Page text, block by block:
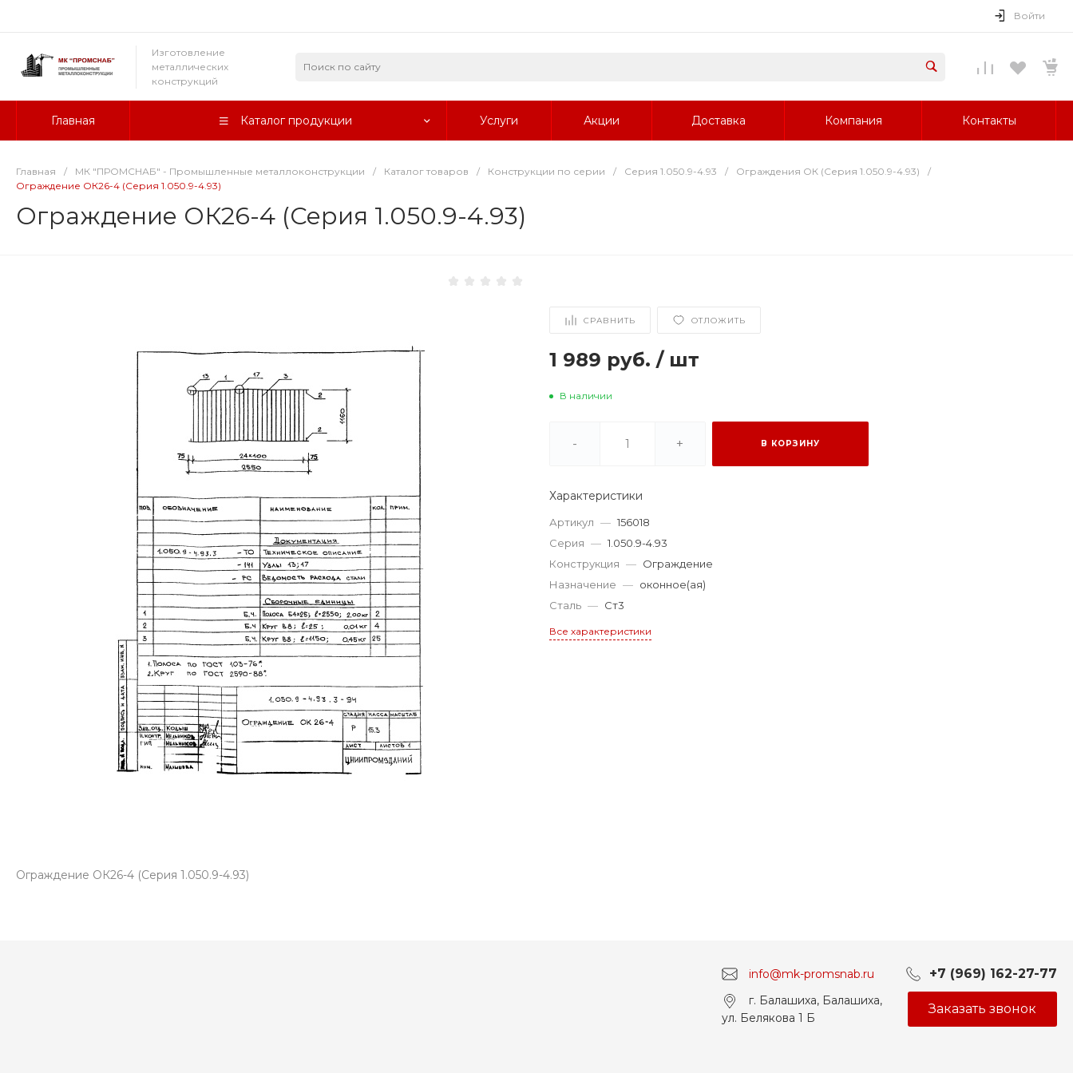
Войти
Изготовление
металлических
конструкций
Главная Каталог продукции Услуги Акции Доставка Компания Контакты
Главная / МК "ПРОМСНАБ" - Промышленные металлоконструкции / Каталог товаров / Конструкции по серии / Серия 1.050.9-4.93 / Ограждения ОК (Серия 1.050.9-4.93)
/
Ограждение ОК26-4 (Серия 1.050.9-4.93)
Ограждение ОК26-4 (Серия 1.050.9-4.93)
СРАВНИТЬ ОТЛОЖИТЬ
1 989 руб. / шт
В наличии
- + В КОРЗИНУ
Характеристики
Артикул — 156018
Серия — 1.050.9-4.93
Конструкция — Ограждение
Назначение — оконное(ая)
Сталь — Ст3
Все характеристики
Ограждение ОК26-4 (Серия 1.050.9-4.93)
info@mk-promsnab.ru +7 (969) 162-27-77
г. Балашиха, Балашиха,
ул. Белякова 1 Б
Заказать звонок